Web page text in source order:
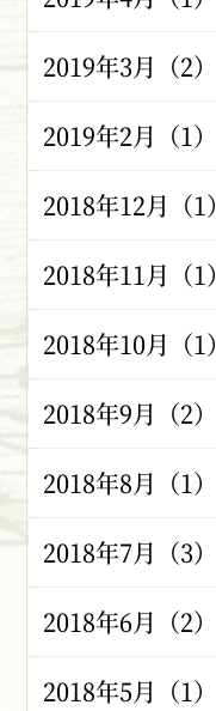
2019年3月（2）
2019年2月（1）
2018年12月（1）
2018年11月（1）
2018年10月（1）
2018年9月（2）
2018年8月（1）
2018年7月（3）
2018年6月（2）
2018年5月（1）